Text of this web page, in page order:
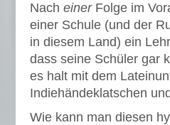
Nach einerFolge im
einer Schule (und der
in diesem Land) ein
dass seine Schüler gar
es halt mit dem
Indiehändeklatschen
Wie kann man diesen